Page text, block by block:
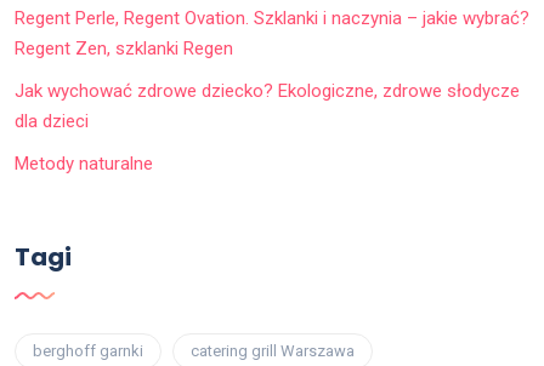
Regent Perle, Regent Ovation. Szklanki i naczynia – jakie wybrać?
Regent Zen, szklanki Regen
Jak wychować zdrowe dziecko? Ekologiczne, zdrowe słodycze
dla dzieci
Metody naturalne
Tagi
berghoff garnki catering grill Warszawa